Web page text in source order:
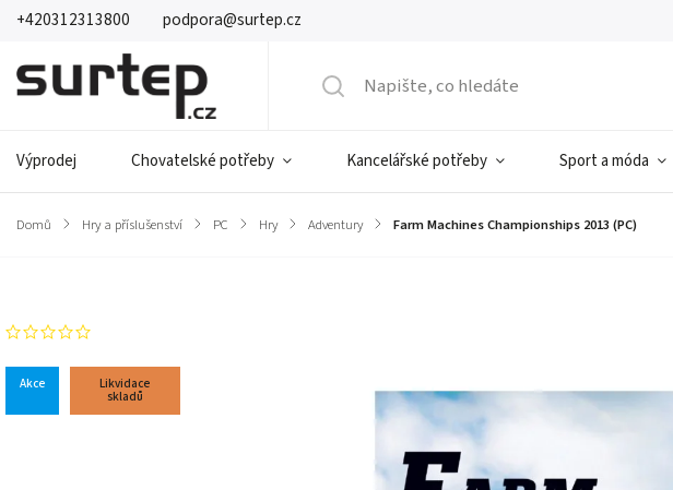
+420312313800 podpora@surtep.cz
Výprodej Chovatelské potřeby Kancelářské potřeby Sport a móda
Domů / Hry a příslušenství / PC / Hry / Adventury / Farm Machines Championships 2013 (PC)
Akce
Likvidace
skladů